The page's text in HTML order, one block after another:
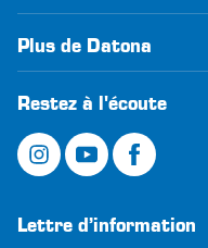
Plus de Datona
Restez à l'écoute
Lettre d’information